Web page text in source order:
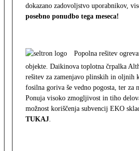
dokazano zadovoljstvo uporabnikov,
posebno ponudbo tega meseca!
Popolna rešitev
objekte. Daikinova toplotna črpalka
rešitev za zamenjavo plinskih in oljnih
fosilna goriva še vedno pogosta, ter za
Ponuja visoko zmogljivost in tiho
možnost koriščenja subvencij EKO
TUKAJ.